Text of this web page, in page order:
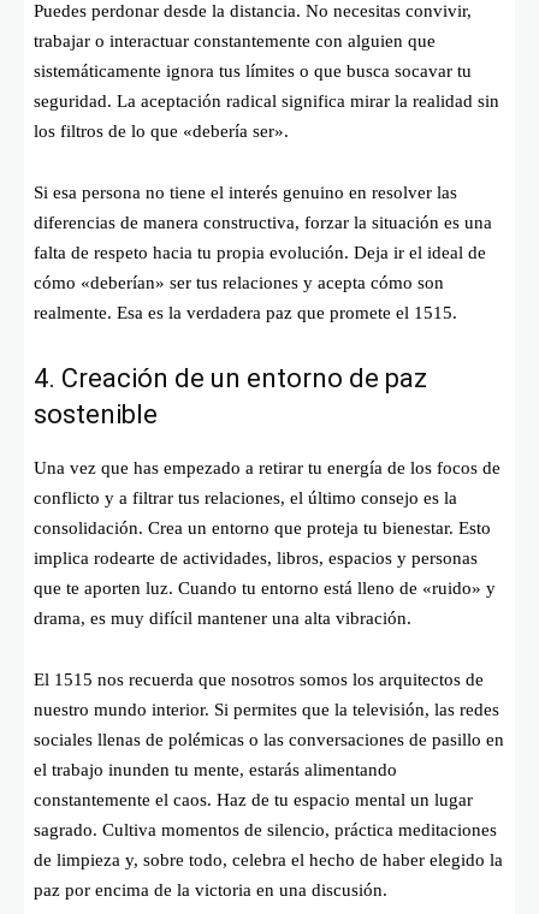
Puedes perdonar desde la distancia. No necesitas convivir,
trabajar o interactuar constantemente con alguien que
sistemáticamente ignora tus límites o que busca socavar tu
seguridad. La aceptación radical significa mirar la realidad sin
los filtros de lo que «debería ser».
Si esa persona no tiene el interés genuino en resolver las
diferencias de manera constructiva, forzar la situación es una
falta de respeto hacia tu propia evolución. Deja ir el ideal de
cómo «deberían» ser tus relaciones y acepta cómo son
realmente. Esa es la verdadera paz que promete el 1515.
4. Creación de un entorno de paz
sostenible
Una vez que has empezado a retirar tu energía de los focos de
conflicto y a filtrar tus relaciones, el último consejo es la
consolidación. Crea un entorno que proteja tu bienestar. Esto
implica rodearte de actividades, libros, espacios y personas
que te aporten luz. Cuando tu entorno está lleno de «ruido» y
drama, es muy difícil mantener una alta vibración.
El 1515 nos recuerda que nosotros somos los arquitectos de
nuestro mundo interior. Si permites que la televisión, las redes
sociales llenas de polémicas o las conversaciones de pasillo en
el trabajo inunden tu mente, estarás alimentando
constantemente el caos. Haz de tu espacio mental un lugar
sagrado. Cultiva momentos de silencio, práctica meditaciones
de limpieza y, sobre todo, celebra el hecho de haber elegido la
paz por encima de la victoria en una discusión.